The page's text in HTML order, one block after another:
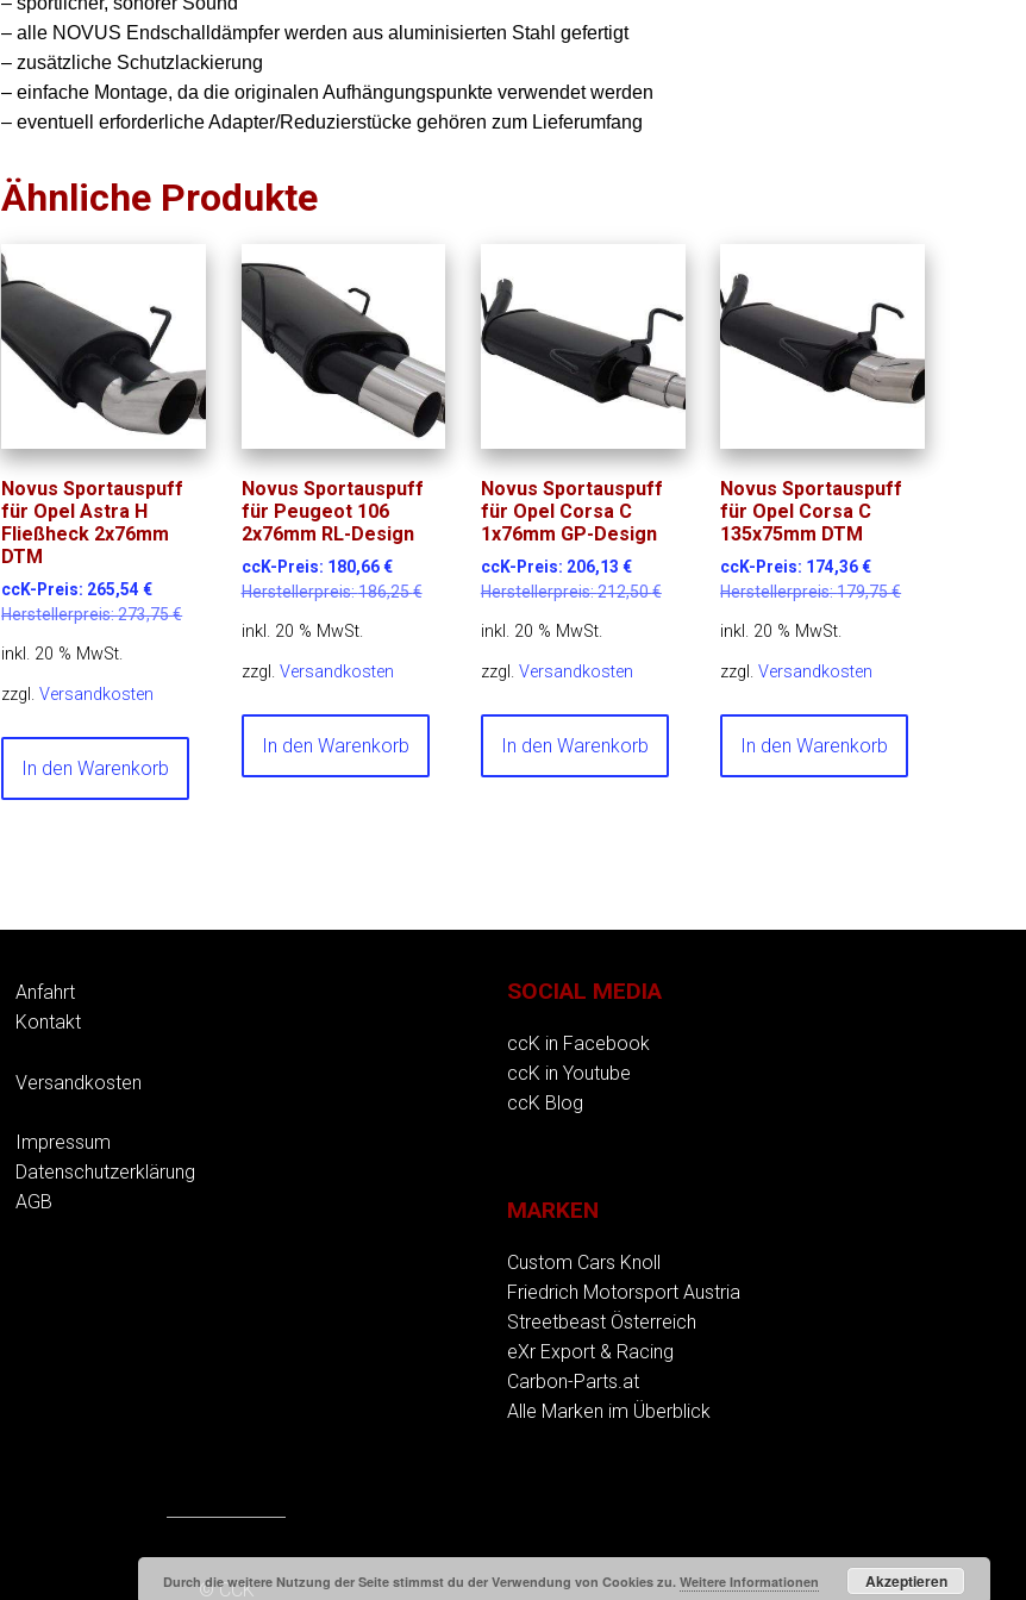
– alle NOVUS Endschalldämpfer werden aus aluminisierten Stahl gefertigt
– zusätzliche Schutzlackierung
– einfache Montage, da die originalen Aufhängungspunkte verwendet werden
– eventuell erforderliche Adapter/Reduzierstücke gehören zum Lieferumfang
Ähnliche Produkte
Novus Sportauspuff
für Opel Astra H
Fließheck 2x76mm
DTM
ccK-Preis: 265,54€
Herstellerpreis:273,75€
inkl. 20 % MwSt.
zzgl.Versandkosten
In den Warenkorb
Novus Sportauspuff
für Peugeot 106
2x76mm RL-Design
ccK-Preis: 180,66€
Herstellerpreis:186,25€
inkl. 20 % MwSt.
zzgl. Versandkosten
In den Warenkorb
Novus Sportauspuff
für Opel Corsa C
1x76mm GP-Design
ccK-Preis: 206,13 €
Herstellerpreis:212,50€
inkl. 20 % MwSt.
zzgl. Versandkosten
In den Warenkorb
Novus Sportauspuff
für Opel Corsa C
135x75mm DTM
ccK-Preis: 174,36€
Herstellerpreis:179,75€
inkl. 20 % MwSt.
zzgl.Versandkosten
In den Warenkorb
Anfahrt
Kontakt
Versandkosten
Impressum
Datenschutzerklärung
AGB
SOCIAL MEDIA
ccK in Facebook
ccK in Youtube
ccK Blog
MARKEN
Custom Cars Knoll
Friedrich Motorsport Austria
Streetbeast Österreich
eXr Export & Racing
Carbon-Parts.at
Alle Marken im Überblick
© CCK
Durch die weitere Nutzung der Seite stimmst du der Verwendung von Cookies zu. Weitere Informationen Akzeptieren